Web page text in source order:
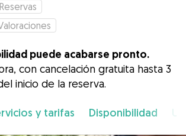
Reservas
puede acabarse pronto.
con cancelación gratuita hasta 3
inicio de la reserva.
y tarifas Disponibilidad